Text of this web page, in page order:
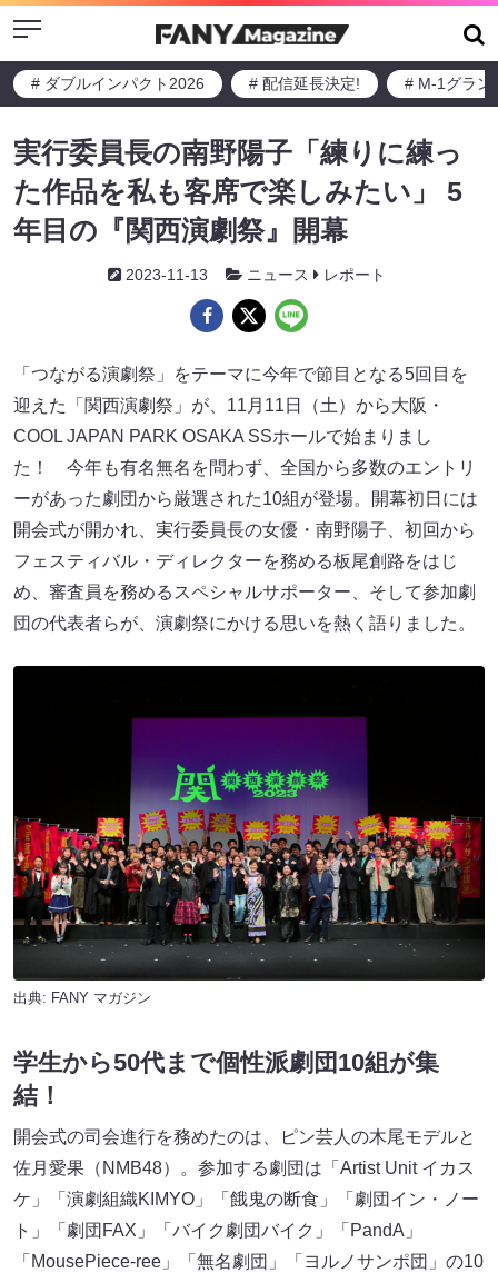
Menu
# ダブルインパクト2026 # 配信延長決定! # M-1グラン
実行委員長の南野陽子「練りに練っ
た作品を私も客席で楽しみたい」 5
年目の『関西演劇祭』開幕
2023-11-13 ニュース レポート
「つながる演劇祭」をテーマに今年で節目となる5回目を
迎えた「関西演劇祭」が、11月11日（土）から大阪・
COOL JAPAN PARK OSAKA SSホールで始まりまし
た！ 今年も有名無名を問わず、全国から多数のエントリ
ーがあった劇団から厳選された10組が登場。開幕初日には
開会式が開かれ、実行委員長の女優・南野陽子、初回から
フェスティバル・ディレクターを務める板尾創路をはじ
め、審査員を務めるスペシャルサポーター、そして参加劇
団の代表者らが、演劇祭にかける思いを熱く語りました。
出典: FANY マガジン
学生から50代まで個性派劇団10組が集
結！
開会式の司会進行を務めたのは、ピン芸人の木尾モデルと
佐月愛果（NMB48）。参加する劇団は「Artist Unit イカス
ケ」「演劇組織KIMYO」「餓鬼の断食」「劇団イン・ノー
ト」「劇団FAX」「バイク劇団バイク」「PandA」
「MousePiece-ree」「無名劇団」「ヨルノサンポ団」の10